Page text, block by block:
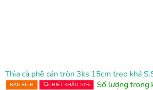
Thìa cà phê cán tròn 3ks 15cm treo khả
BÁN BỊCH 💥CHIẾT KHẤU 10% Số lượng trong